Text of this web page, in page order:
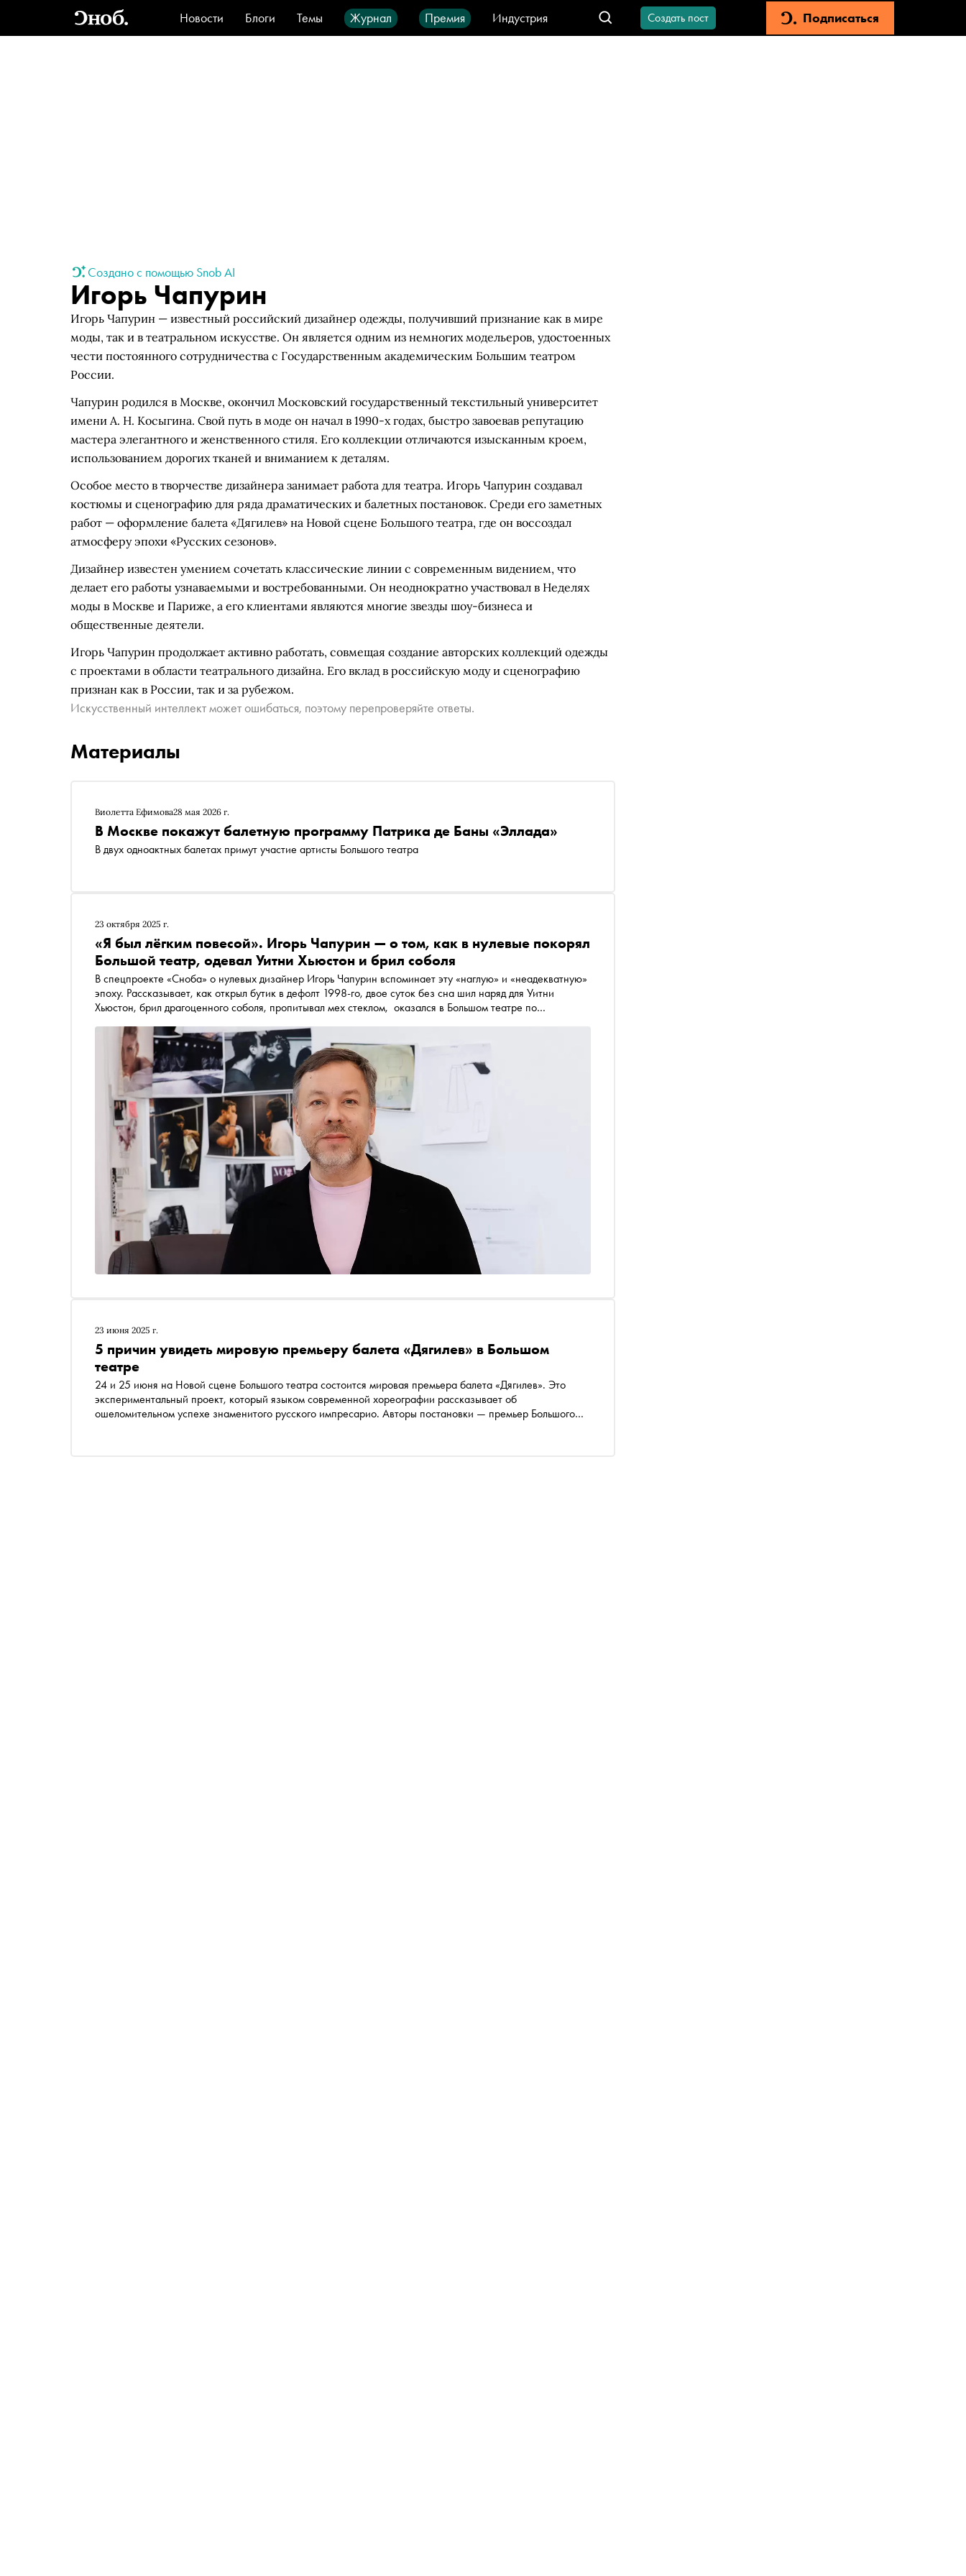
Новости Блоги Темы Журнал Премия
Индустрия
Стиль
Видео Город IT-продукты
Создать пост Подписаться
Создано с помощью Snob AI
Игорь Чапурин
Игорь Чапурин — известный российский дизайнер одежды, получивший признание как в мире
моды, так и в театральном искусстве. Он является одним из немногих модельеров, удостоенных
чести постоянного сотрудничества с Государственным академическим Большим театром
России.
Чапурин родился в Москве, окончил Московский государственный текстильный университет
имени А. Н. Косыгина. Свой путь в моде он начал в 1990-х годах, быстро завоевав репутацию
мастера элегантного и женственного стиля. Его коллекции отличаются изысканным кроем,
использованием дорогих тканей и вниманием к деталям.
Особое место в творчестве дизайнера занимает работа для театра. Игорь Чапурин создавал
костюмы и сценографию для ряда драматических и балетных постановок. Среди его заметных
работ — оформление балета «Дягилев» на Новой сцене Большого театра, где он воссоздал
атмосферу эпохи «Русских сезонов».
Дизайнер известен умением сочетать классические линии с современным видением, что
делает его работы узнаваемыми и востребованными. Он неоднократно участвовал в Неделях
моды в Москве и Париже, а его клиентами являются многие звезды шоу-бизнеса и
общественные деятели.
Игорь Чапурин продолжает активно работать, совмещая создание авторских коллекций одежды
с проектами в области театрального дизайна. Его вклад в российскую моду и сценографию
признан как в России, так и за рубежом.
Искусственный интеллект может ошибаться, поэтому перепроверяйте ответы.
Материалы
Виолетта Ефимова28 мая 2026 г.
В Москве покажут балетную программу Патрика де Баны «Эллада»
В двух одноактных балетах примут участие артисты Большого театра
23 октября 2025 г.
«Я был лёгким повесой». Игорь Чапурин — о том, как в нулевые покорял
Большой театр, одевал Уитни Хьюстон и брил соболя
В спецпроекте «Сноба» о нулевых дизайнер Игорь Чапурин вспоминает эту «наглую» и «неадекватную»
эпоху. Рассказывает, как открыл бутик в дефолт 1998-го, двое суток без сна шил наряд для Уитни
Хьюстон, брил драгоценного соболя, пропитывал мех стеклом, оказался в Большом театре по
не осознавая этого
23 июня 2025 г.
5 причин увидеть мировую премьеру балета «Дягилев» в Большом
театре
24 и 25 июня на Новой сцене Большого театра состоится мировая премьера балета «Дягилев». Это
экспериментальный проект, который языком современной хореографии рассказывает об
ошеломительном успехе знаменитого русского импресарио. Авторы постановки — премьер Большого